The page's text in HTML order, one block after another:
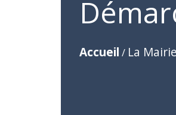
Accueil / La Mairie